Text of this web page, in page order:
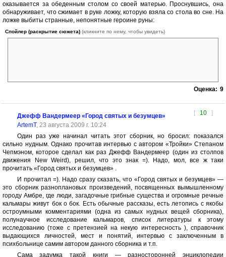
оказывается за обеденным столом со своей матерью. Проснувшись, она
обнаруживает, что сжимает в руке ложку, которую взяла со стола во сне. На
ложке выбиты странные, непонятные героине руны:
Спойлер (раскрытие сюжета) (кликните по нему, чтобы увидеть)
Оценка: 9
[ 10 ]
Джефф Вандермеер «Город святых и безумцев»
ArtemT, 23 августа 2009 г. 10:24
Один раз уже начинал читать этот сборник, но бросил: показался
сильно нудным. Однако прочитав интервью с автором «Тройки» Степаном
Чепмэном, которое сделал как раз Джефф Вандермеер (один из столпов
движения New Weird), решил, что это знак =). Надо, мол, все ж таки
прочитать «Город святых и безумцев» .
И прочитал =). Надо сразу сказать, что «Город святых и безумцев» —
это сборник разноплановых произведений, посвященных вымышленному
городу Амбре, где люди, загадочные грибные существа и огромные речные
кальмары живут бок о бок. Есть обычные рассказы, есть летопись с якобы
остроумными комментариями (одна из самых нудных вещей сборника),
полунаучное исследование кальмаров, список литературы к этому
исследованию (тоже с претензией на некую интересность ), справочник
выдающихся личностей, мест и понятий, интервью с заключенным в
психбольнице самим автором данного сборника и т.п.
Сама задумка такой книги — разносторонней энциклопедии